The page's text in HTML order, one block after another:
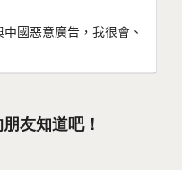
國惡意廣告，我很會、
友知道吧！